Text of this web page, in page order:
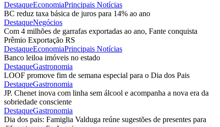
DestaqueEconomiaPrincipais Notícias
BC reduz taxa básica de juros para 14% ao ano
DestaqueNegócios
Com 4 milhões de garrafas exportadas ao ano, Fante conquista
Prêmio Exportação RS
DestaqueEconomiaPrincipais Notícias
Banco leiloa imóveis no estado
DestaqueGastronomia
LOOF promove fim de semana especial para o Dia dos Pais
DestaqueGastronomia
JP. Chenet inova com linha sem álcool e acompanha a nova era da
sobriedade consciente
DestaqueGastronomia
Dia dos pais: Famiglia Valduga reúne sugestões de presentes para